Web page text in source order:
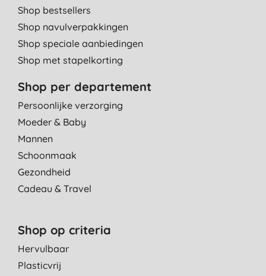
Shop bestsellers
Shop navulverpakkingen
Shop speciale aanbiedingen
Shop met stapelkorting
Shop per departement
Persoonlijke verzorging
Moeder & Baby
Mannen
Schoonmaak
Gezondheid
Cadeau & Travel
Shop op criteria
Hervulbaar
Plasticvrij